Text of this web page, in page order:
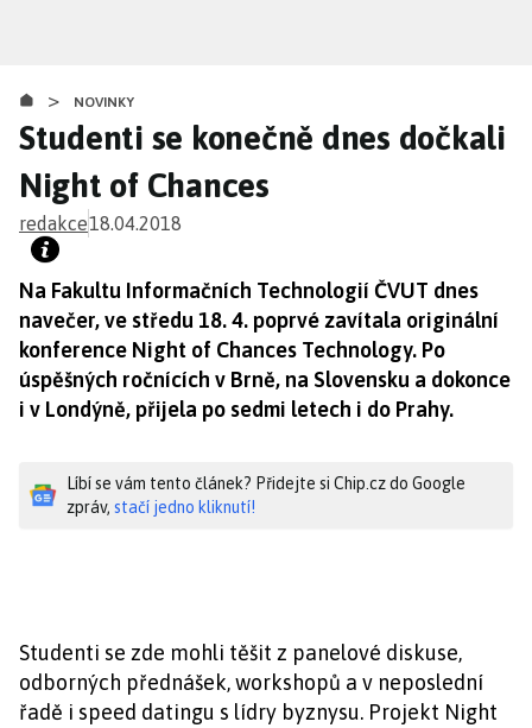
obsahu
> NOVINKY
Studenti se konečně dnes dočkali
Night of Chances
redakce18.04.2018
Na Fakultu Informačních Technologií ČVUT dnes
navečer, ve středu 18. 4. poprvé zavítala originální
konference Night of Chances Technology. Po
úspěšných ročnících v Brně, na Slovensku a dokonce
i v Londýně, přijela po sedmi letech i do Prahy.
Líbí se vám tento článek? Přidejte si Chip.cz do Google
zpráv, stačí jedno kliknutí!
Studenti se zde mohli těšit z panelové diskuse,
odborných přednášek, workshopů a v neposlední
řadě i speed datingu s lídry byznysu. Projekt Night